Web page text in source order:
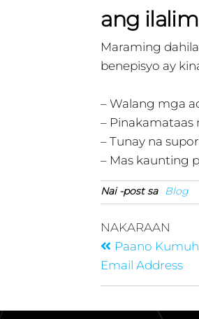
ang
Maraming
benepisyo ay
– Walang mga
– Pinakamataas
– Tunay na
– Mas kaunting
Nai -post sa Blog
NAKARAAN
Paano
Email Address